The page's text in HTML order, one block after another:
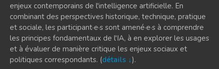
enjeux contemporains de l'intelligence artificielle. En
combinant des perspectives historique, technique, pratique
et sociale, les participant·e·s sont amené·e·s à comprendre
les principes fondamentaux de l'IA, à en explorer les usages
et à évaluer de manière critique les enjeux sociaux et
politiques correspondants. (détails ↓).